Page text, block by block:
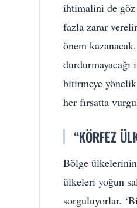
ihtimalini de göz
fazla zarar
önem
bitirmeye
her fırsatta
“KÖRFEZ
Bölge ülkelerinin
ülkeleri yoğun
sorguluyorlar.